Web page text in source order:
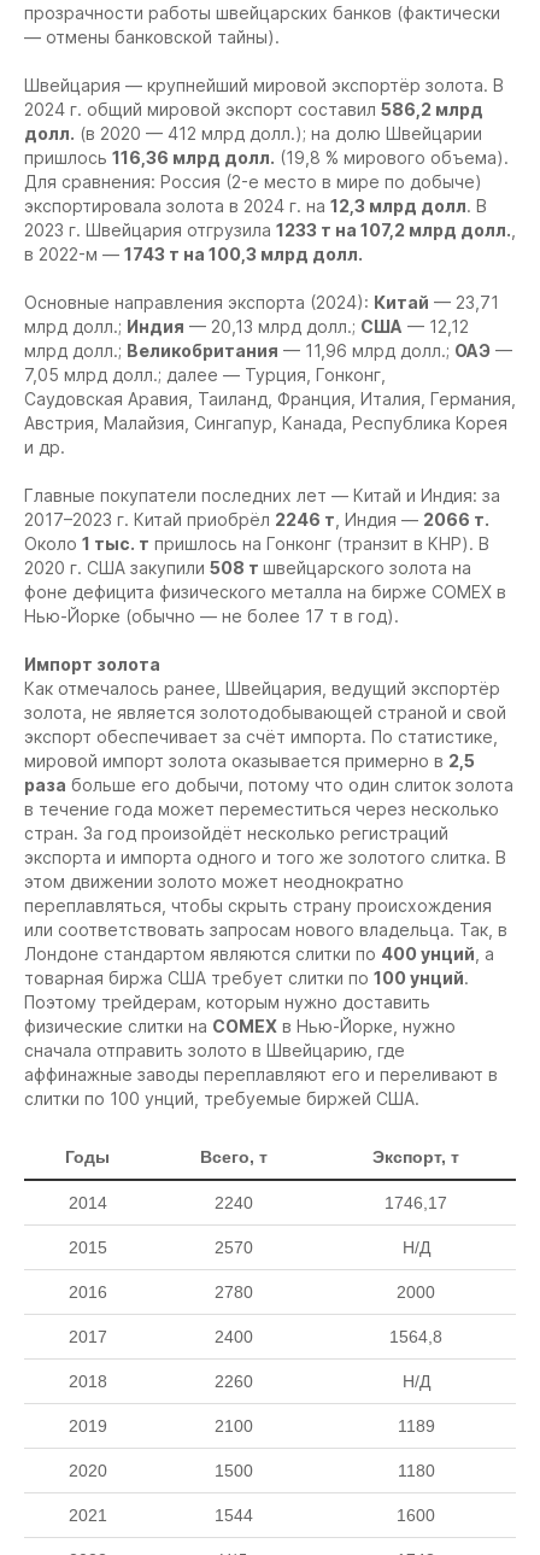
прозрачности работы швейцарских банков (фактически
— отмены банковской тайны).
Швейцария — крупнейший мировой экспортёр золота. В
2024 г. общий мировой экспорт составил 586,2 млрд
долл. (в 2020 — 412 млрд долл.); на долю Швейцарии
пришлось 116,36 млрд долл. (19,8 % мирового объема).
Для сравнения: Россия (2-е место в мире по добыче)
экспортировала золота в 2024 г. на 12,3 млрд долл. В
2023 г. Швейцария отгрузила 1233 т на 107,2 млрд долл.
в 2022-м — 1743 т на 100,3 млрд долл.
Основные направления экспорта (2024): Китай — 23,71
млрд долл.; Индия — 20,13 млрд долл.; США — 12,12
млрд долл.; Великобритания — 11,96 млрд долл.; ОАЭ —
7,05 млрд долл.; далее — Турция, Гонконг,
Саудовская Аравия, Таиланд, Франция, Италия, Германия,
Австрия, Малайзия, Сингапур, Канада, Республика Корея
и др.
Главные покупатели последних лет — Китай и Индия: за
2017–2023 г. Китай приобрёл 2246 т , Индия — 2066 т.
Около 1 тыс. т пришлось на Гонконг (транзит в КНР). В
2020 г. США закупили 508 т швейцарского золота на
фоне дефицита физического металла на бирже COMEX в
Нью-Йорке (обычно — не более 17 т в год).
Импорт золота
Как отмечалось ранее, Швейцария, ведущий экспортёр
золота, не является золотодобывающей страной и свой
экспорт обеспечивает за счёт импорта. По статистике,
мировой импорт золота оказывается примерно в 2,5
раза больше его добычи, потому что один слиток золота
в течение года может переместиться через несколько
стран. За год произойдёт несколько регистраций
экспорта и импорта одного и того же золотого слитка. В
этом движении золото может неоднократно
переплавляться, чтобы скрыть страну происхождения
или соответствовать запросам нового владельца. Так, в
Лондоне стандартом являются слитки по 400 унций , а
товарная биржа США требует слитки по 100 унций.
Поэтому трейдерам, которым нужно доставить
физические слитки на COMEX в Нью-Йорке, нужно
сначала отправить золото в Швейцарию, где
аффинажные заводы переплавляют его и переливают в
слитки по 100 унций, требуемые биржей США.
Годы Всего, т Экспорт, т
2014 2240 1746,17
2015 2570 Н/Д
2016 2780 2000
2017 2400 1564,8
2018 2260 Н/Д
2019 2100 1189
2020 1500 1180
2021 1544 1600